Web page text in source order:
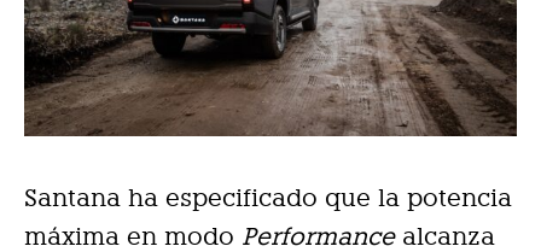
Santana ha especificado que la potencia
máxima en modo Performancealcanza